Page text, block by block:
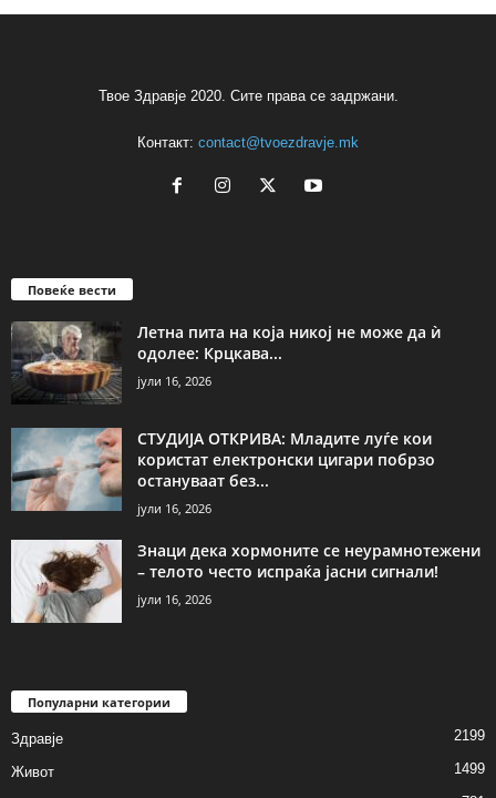
Твое Здравје 2020. Сите права се задржани.
Контакт: contact@tvoezdravje.mk
Повеќе вести
Летна пита на која никој не може да ѝ
одолее: Крцкава...
јули 16, 2026
СТУДИЈА ОТКРИВА: Младите луѓе кои
користат електронски цигари побрзо
остануваат без...
јули 16, 2026
Знаци дека хормоните се неурамнотежени
– телото често испраќа јасни сигнали!
јули 16, 2026
Популарни категории
Здравје 2199
Живот 1499